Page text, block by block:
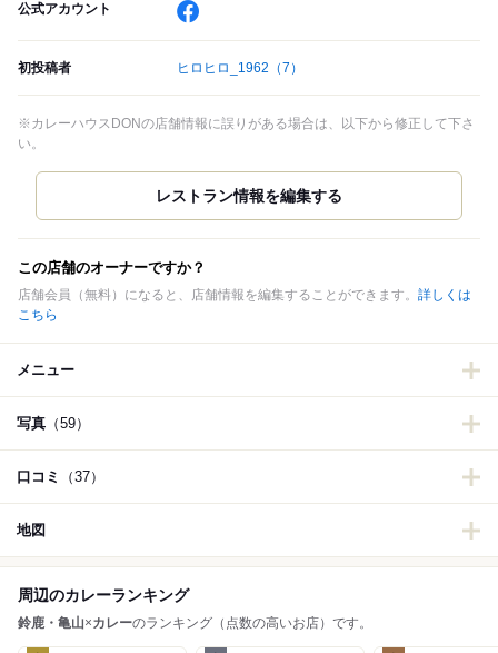
公式アカウント
初投稿者 ヒロヒロ_1962 （7）
※カレーハウスDONの店舗情報に誤りがある場合は、以下から修正して下さ
い。
この店舗のオーナーですか？
店舗会員（無料）になると、店舗情報を編集することができます。 詳しくは
こちら
メニュー
写真 （59）
口コミ （37）
地図
周辺のカレーランキング
鈴鹿・亀山×カレーのランキング（点数の高いお店）です。